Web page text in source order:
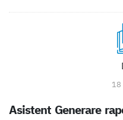
18
Asistent Generare